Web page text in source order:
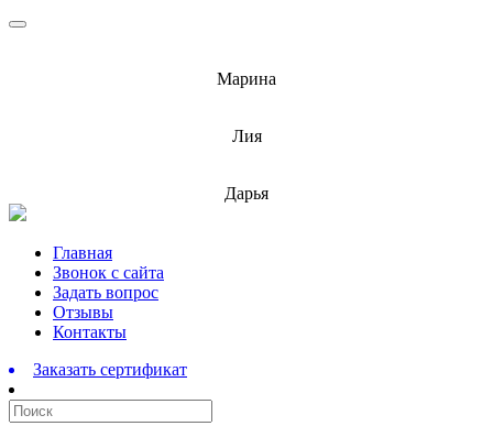
Марина
Лия
Дарья
Перейти
содержимому
Главная
Звонок с сайта
Задать вопрос
Отзывы
Контакты
Заказать сертификат